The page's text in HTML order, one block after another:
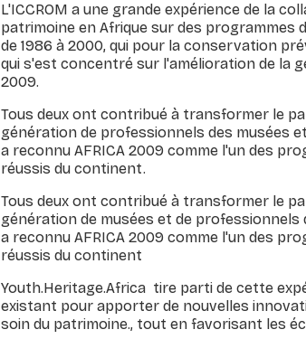
L'ICCROM a une grande expérience de la
patrimoine en Afrique sur des programmes
de 1986 à 2000, qui pour la conservation
qui s'est concentré sur l'amélioration de la
2009.
Tous deux ont contribué à transformer le
génération de professionnels des musées
a reconnu AFRICA 2009 comme l'un des
réussis du continent.
Tous deux ont contribué à transformer le
génération de musées et de
a reconnu AFRICA 2009 comme l'un des
réussis du continent
Youth.Heritage.Africa tire parti de cette
existant pour apporter de nouvelles
soin du patrimoine., tout en favorisant les